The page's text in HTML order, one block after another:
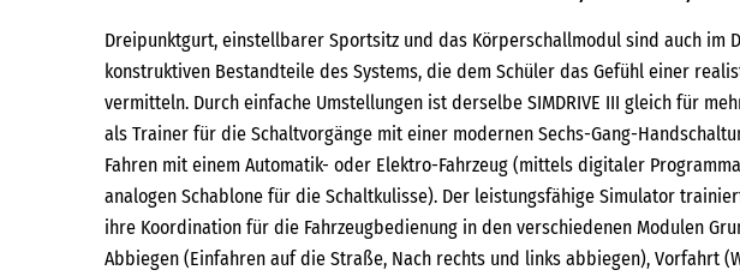
Dreipunktgurt, einstellbarer Sportsitz und das Körperschallmodul sind auch im
konstruktiven Bestandteile des Systems, die dem Schüler das Gefühl einer
vermitteln. Durch einfache Umstellungen ist derselbe SIMDRIVE III gleich für
als Trainer für die Schaltvorgänge mit einer modernen Sechs-Gang-
Fahren mit einem Automatik- oder Elektro-Fahrzeug (mittels digitaler
analogen Schablone für die Schaltkulisse). Der leistungsfähige Simulator
ihre Koordination für die Fahrzeugbedienung in den verschiedenen Modulen
Abbiegen (Einfahren auf die Straße, Nach rechts und links abbiegen), Vorfahrt